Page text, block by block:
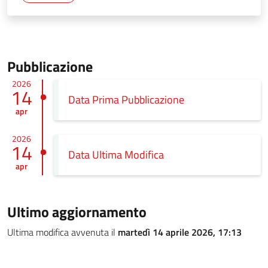
Pubblicazione
2026
14
apr
Data Prima Pubblicazione
2026
14
apr
Data Ultima Modifica
Ultimo aggiornamento
Ultima modifica avvenuta il martedì 14 aprile 2026, 17:13